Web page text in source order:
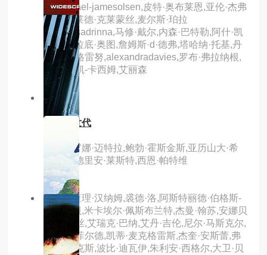
文,michael-jamesolsen,皮特·奥布莱恩,亚伦·杰弗
里,阿德莱德·克莱蒙丝,麦尔斯·珀拉
德,chrissadrinna,马修·戴尔,内森·巴特勒,阿什·凯
迪,苏格拉底·奥图,詹姆斯·d·德弗,塔哈纳·托基,丹
尼尔·内格雷努,alexandradavies,罗布·弗拉纳根,
哈基姆·凯-卡西姆,艾丽森
2.0分 hd
决战末世代
主演：罗娜·迈特拉,鲍勃·霍斯金斯,亚历山大·希
迪格,艾德里安·莱斯特,西恩·帕特维
主演：查理·汉纳姆,裘德·洛,阿斯特丽德·伯格斯-
弗瑞斯贝,米卡埃尔·佩斯布兰特,杰曼·翰苏,安娜贝
拉·沃丽丝,艾瑞克·巴纳,艾丹·吉伦,尼尔·马斯克尔,
赫敏·科菲尔德,凯蒂·麦克格雷斯,杰奎·安斯蕾,弗
莱迪·福克斯,波比·迪瓦伊,朱利安·西格尔,大卫·贝